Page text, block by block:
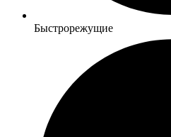
Быстрорежущие